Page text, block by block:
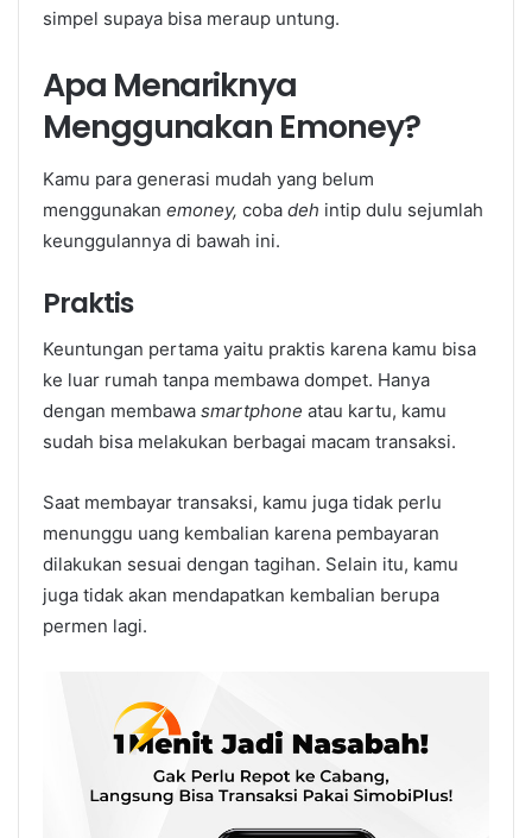
simpel supaya bisa meraup untung.
Apa Menariknya
Menggunakan Emoney?
Kamu para generasi mudah yang belum
menggunakan emoney, coba deh intip dulu sejumlah
keunggulannya di bawah ini.
Praktis
Keuntungan pertama yaitu praktis karena kamu bisa
ke luar rumah tanpa membawa dompet. Hanya
dengan membawa smartphone atau kartu, kamu
sudah bisa melakukan berbagai macam transaksi.
Saat membayar transaksi, kamu juga tidak perlu
menunggu uang kembalian karena pembayaran
dilakukan sesuai dengan tagihan. Selain itu, kamu
juga tidak akan mendapatkan kembalian berupa
permen lagi.